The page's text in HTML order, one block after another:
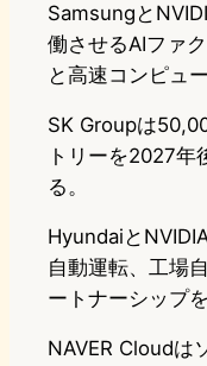
Samsungと
働させるAIファ
と高速コンピュ
SK Groupは
トリーを2027年
る。
Hyundaiと
自動運転、工場
ートナーシップ
NAVER Cloudは